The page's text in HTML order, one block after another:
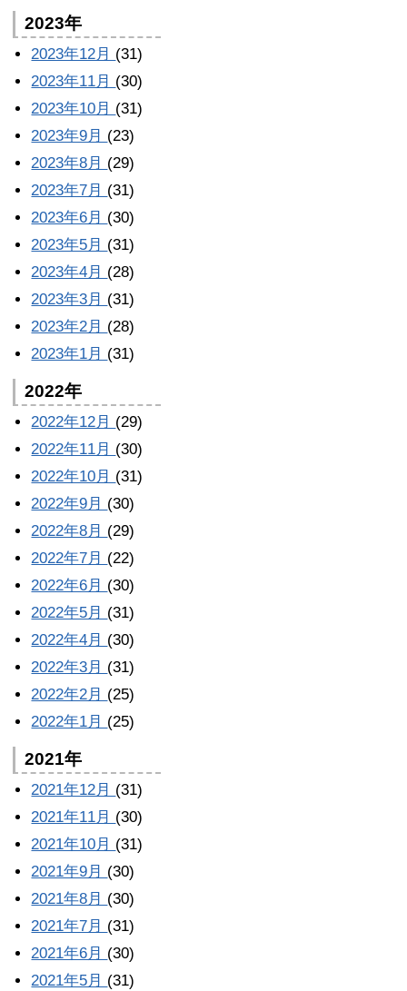
2023年
2023年12月 (31)
2023年11月 (30)
2023年10月 (31)
2023年9月 (23)
2023年8月 (29)
2023年7月 (31)
2023年6月 (30)
2023年5月 (31)
2023年4月 (28)
2023年3月 (31)
2023年2月 (28)
2023年1月 (31)
2022年
2022年12月 (29)
2022年11月 (30)
2022年10月 (31)
2022年9月 (30)
2022年8月 (29)
2022年7月 (22)
2022年6月 (30)
2022年5月 (31)
2022年4月 (30)
2022年3月 (31)
2022年2月 (25)
2022年1月 (25)
2021年
2021年12月 (31)
2021年11月 (30)
2021年10月 (31)
2021年9月 (30)
2021年8月 (30)
2021年7月 (31)
2021年6月 (30)
2021年5月 (31)